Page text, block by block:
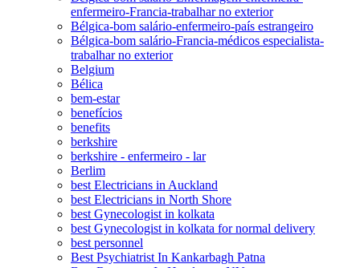
enfermeiro-Francia-trabalhar no exterior
Bélgica-bom salário-enfermeiro-país estrangeiro
Bélgica-bom salário-Francia-médicos especialista-
trabalhar no exterior
Belgium
Bélica
bem-estar
benefícios
benefits
berkshire
berkshire - enfermeiro - lar
Berlim
best Electricians in Auckland
best Electricians in North Shore
best Gynecologist in kolkata
best Gynecologist in kolkata for normal delivery
best personnel
Best Psychiatrist In Kankarbagh Patna